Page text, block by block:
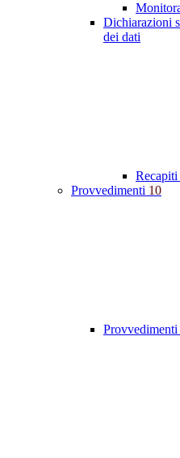
Dichiarazioni
dei dati
Provvedimenti 10